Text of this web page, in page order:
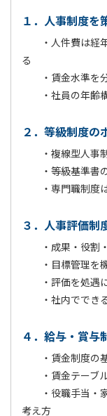
１．人事制度を
・人件費は経年
る
・賃金水準を分
・社員の年齢構
２．等級制度の
・複線型人事制
・等級基準書の
・専門職制度は
３．人事評価制
・成果・役割・
・目標管理を機
・評価を処遇に
・社内でできる
４．給与・賞与
・賃金制度の基
・賃金テーブル
・役職手当・家
考え方